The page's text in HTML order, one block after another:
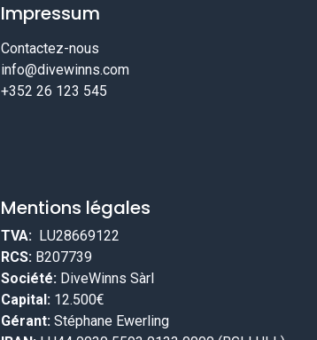
Impressum
Contactez-nous
info@divewinns.com
+352 26 123 545
Mentions légales
TVA: LU28669122
RCS: B207739
Société: DiveWinns Sàrl
Capital: 12.500€
Gérant: Stéphane Ewerling